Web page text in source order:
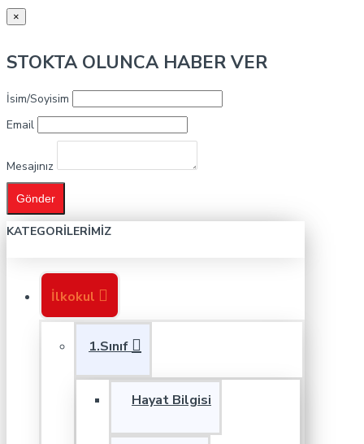
×
STOKTA OLUNCA HABER VER
İsim/Soyisim
Email
Mesajınız
Gönder
KATEGORILERIMIZ
İlkokul
1.Sınıf
Hayat Bilgisi